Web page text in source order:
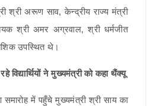
श्री अरूण साव, केन्द्रीय राज्य मंत्री
श्री अमर अग्रवाल, श्री धर्मजीत
उपस्थित थे।
विद्यार्थियों ने मुख्यमंत्री को कहा थैंक्यू
समारोह में पहुँचे मुख्यमंत्री श्री साय का